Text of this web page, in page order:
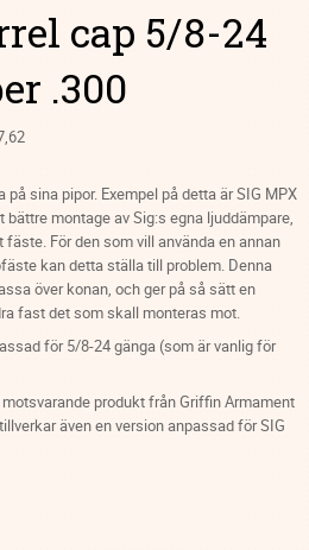
cap 5/8-24
.300
sina pipor. Exempel på detta är SIG MPX
bättre montage av Sig:s egna ljuddämpare,
För den som vill använda en annan
kan detta ställa till problem. Denna
över konan, och ger på så sätt en
fast det som skall monteras mot.
för 5/8-24 gänga (som är vanlig för
produkt från Griffin Armament
även en version anpassad för SIG